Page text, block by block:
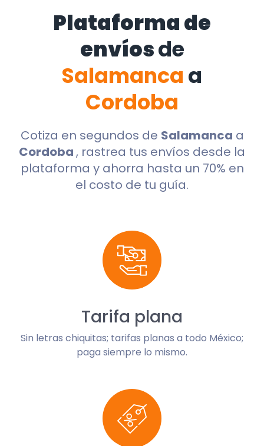
Plataforma de
envíosde
Salamanca a
Cordoba
Cotiza en segundos de Salamanca a
Cordoba, rastrea tus envíos desde la
plataforma y ahorra hasta un 70% en
el costo de tu guía.
Tarifa plana
Sin letras chiquitas; tarifas planas a todo México;
paga siempre lo mismo.